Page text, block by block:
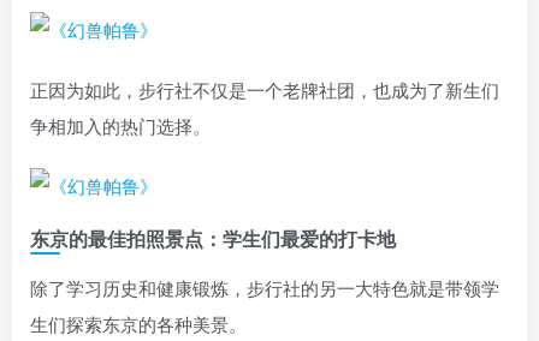
正因为如此，步行社不仅是一个老牌社团，也成为了新生们
争相加入的热门选择。
东京的最佳拍照景点：学生们最爱的打卡地
除了学习历史和健康锻炼，步行社的另一大特色就是带领学
生们探索东京的各种美景。